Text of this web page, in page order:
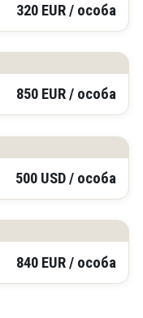
320 EUR / особа
850 EUR / особа
500 USD / особа
840 EUR / особа